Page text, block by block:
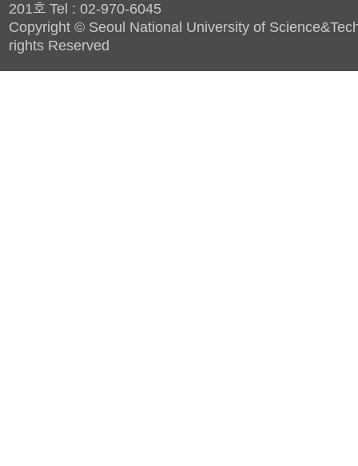
201호 Tel : 02-970-6045
Copyright © Seoul National University of
rights Reserved